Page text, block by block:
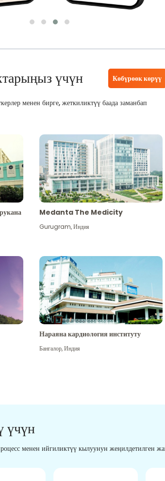
үчүн Көбүрөөк көрүү
менен бирге, жеткиликтүү баада заманбап
Medanta The Medicity
Gurugram,Индия
Нараяна кардиология институту
Бангалор,Индия
үчүн
менен ийгиликтүү кылуунун жеңилдетилген